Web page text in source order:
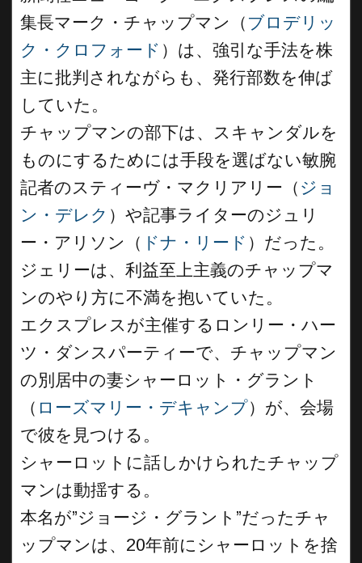
集長マーク・チャップマン（ ブロデリッ
ク・クロフォード ）は、強引な手法を株
主に批判されながらも、発行部数を伸ば
していた。
チャップマンの部下は、スキャンダルを
ものにするためには手段を選ばない敏腕
記者のスティーヴ・マクリアリー（ ジョ
ン・デレク ）や記事ライターのジュリ
ー・アリソン（ ドナ・リード ）だった。
ジェリーは、利益至上主義のチャップマ
ンのやり方に不満を抱いていた。
エクスプレスが主催するロンリー・ハー
ツ・ダンスパーティーで、チャップマン
の別居中の妻シャーロット・グラント
（ ローズマリー・デキャンプ）が、会場
で彼を見つける。
シャーロットに話しかけられたチャップ
マンは動揺する。
本名が”ジョージ・グラント”だったチャ
ップマンは、20年前にシャーロットを捨